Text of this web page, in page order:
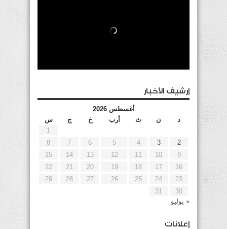
إرشيف الأخبار
أغسطس 2026
د
ن ث أرب خ ج
س
1
2
3
4
5
6
7
8
9
10
11
12
13
14
15
16
17
18
19
20
21
22
23
24
25
26
27
28
29
30
31
« يوليو
إعلانات